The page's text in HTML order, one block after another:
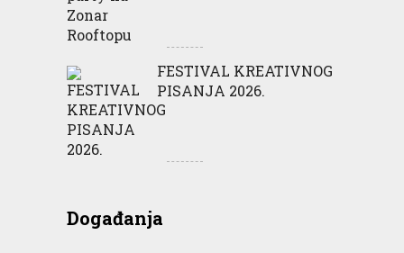
FESTIVAL KREATIVNOG
PISANJA 2026.
Događanja